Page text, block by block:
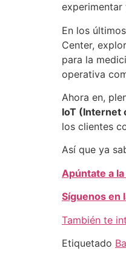
experimentar
En los
Center,
para la
operativa
Ahora en,
IoT (Internet
los clientes
Así que ya
Apúntate a
Síguenos en
También te
Etiquetado